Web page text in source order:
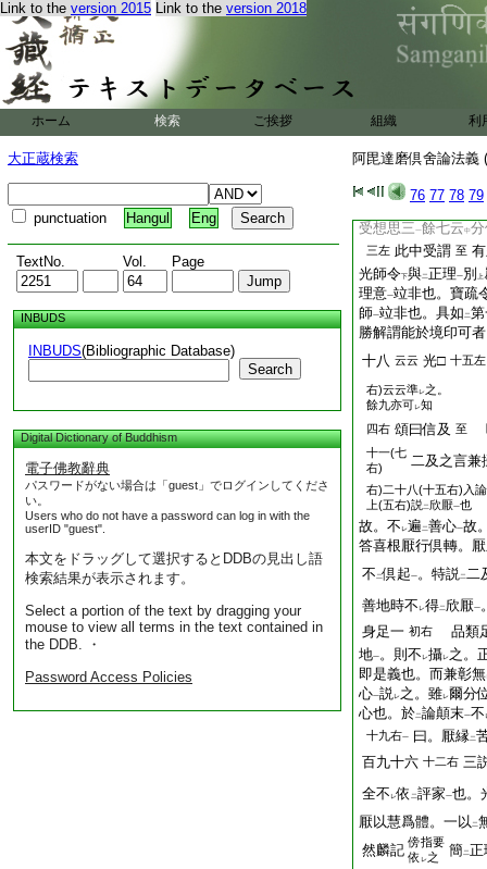
Link to the version 2015 Link to the version 2018
ホーム 検索 ご挨拶 組織 利
大正蔵検索
punctuation Hangul Eng
TextNo. Vol. Page
INBUDS
INBUDS(Bibliographic Database)
Search
Digital Dictionary of Buddhism
電子佛教辭典
パスワードがない場合は「guest」でログインしてくださ
い。
Users who do not have a password can log in with the
userID "guest".
本文をドラッグして選択するとDDBの見出し語
検索結果が表示されます。
Select a portion of the text by dragging your
mouse to view all terms in the text contained in
the DDB. ・
Password Access Policies
阿毘達磨倶舍論法義
76 77 78 79
各各自體如 十大地法 一
者思。四者觸。五者
有別體不
信同時皆
七右 有 十大地不
云。是唯相承不 レ 表二
者。何謂耶。寶亦似
四右 至 第十一
受想思三一餘七云中
三左 此中受謂 至
光師令下與二正理一別 上
理意一竝非也。寶疏
師一竝非也。具如 二
勝解謂能於境印可
十八 云云 光□ 十五左
右)云云準レ之。
餘九亦可レ知
四右 頌曰信及 至
十一(七
右)
二及之言兼
右)二十八(十五右)入論
上(五右)説 二 欣厭一也
故。不 レ遍 二善心一故
答喜根厭行倶轉。
不 二倶起一。特説二二
善地時不 レ得二 欣厭一
身足一 初右
品類
地一。則不 レ攝レ之。
即是義也。而兼彰無
心一説レ之。雖レ爾分
心也。於二論顛末一不
十九右一 曰。厭縁二
百九十六 十二右 三
全不 レ依 二評家一也。
厭以慧爲體。一以 二
然麟記 傍指要
依 レ之 簡二正